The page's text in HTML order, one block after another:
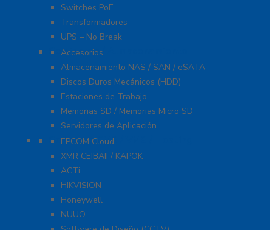
Switches PoE
Transformadores
UPS – No Break
Servidores / Almacenamiento
Accesorios
Almacenamiento NAS / SAN / eSATA
Discos Duros Mecánicos (HDD)
Estaciones de Trabajo
Memorias SD / Memorias Micro SD
Servidores de Aplicación
Software CMS / VMS / Hosting
EPCOM Cloud
XMR CEIBAII / KAPOK
ACTi
HIKVISION
Honeywell
NUUO